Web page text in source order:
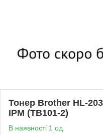
Тонер Brother HL-
IPM (TB101-2)
В наявності 1 од.